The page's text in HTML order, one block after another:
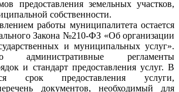
предоставления земельных участков,
собственности.
работы муниципалитета остается
Закона №210-ФЗ «Об организации
и муниципальных услуг».
регламенты
и стандарт предоставления услуг. В
срок предоставления услуги,
документов, необходимый для